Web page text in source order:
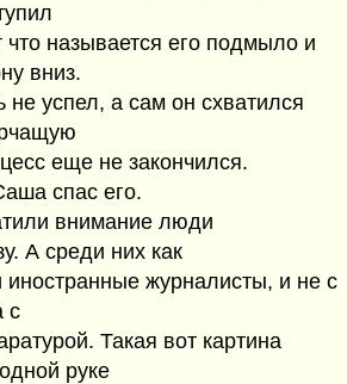
что называется его подмыло и
вниз.
не успел, а сам он схватился
еще не закончился.
спас его.
внимание люди
А среди них как
иностранные журналисты, и не с
с
Такая вот картина
руке